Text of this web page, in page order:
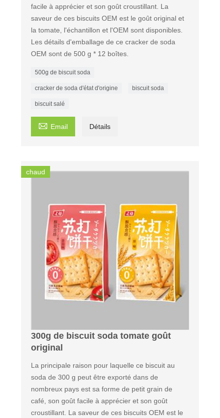
facile à apprécier et son goût croustillant. La
saveur de ces biscuits OEM est le goût original et
la tomate, l'échantillon et l'OEM sont disponibles.
Les détails d'emballage de ce cracker de soda
OEM sont de 500 g * 12 boîtes.
500g de biscuit soda
cracker de soda d'état d'origine biscuit soda
biscuit salé
 Email Détails
chaud
300g de biscuit soda tomate goût
original
La principale raison pour laquelle ce biscuit au
soda de 300 g peut être exporté dans de
nombreux pays est sa forme de petit grain de
café, son goût facile à apprécier et son goût
croustillant. La saveur de ces biscuits OEM est le